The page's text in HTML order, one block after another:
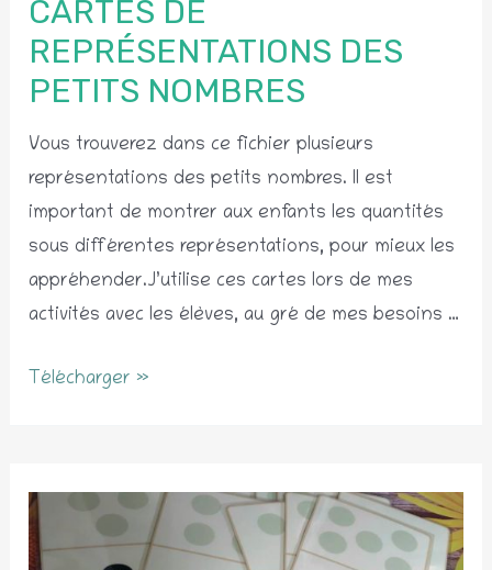
CARTES DE
REPRÉSENTATIONS DES
PETITS NOMBRES
Vous trouverez dans ce fichier plusieurs
représentations des petits nombres. Il est
important de montrer aux enfants les quantités
sous différentes représentations, pour mieux les
appréhender.J’utilise ces cartes lors de mes
activités avec les élèves, au gré de mes besoins …
Cartes
nombres
Télécharger »